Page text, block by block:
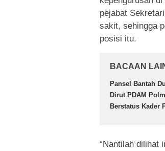
pejabat
sakit, sehingga
posisi itu.
BACAAN
Pansel Bantah
Dirut PDAM
Berstatus Kader
“Nantilah dilihat